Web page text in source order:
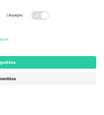
Engelberg, Switzerland